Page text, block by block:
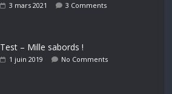
3 mars 2021 3 Comments
Test – Mille sabords !
1 juin 2019 No Comments